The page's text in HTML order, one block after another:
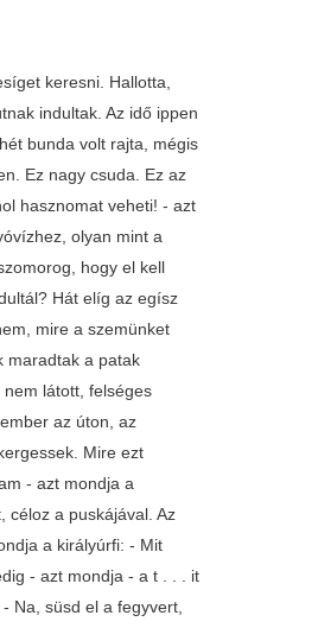
szép idő volt, azt mondja a királyúrfi a királykisasszonynak: - Minek üljünk mi, édes kincsem, ebben a rozoga viskóban? A mi hintónk olyan szép, jobban elhálunk kinn a friss levegőn. Az inas pedig ott strázsált felettek, nehogy valami bajok törtínjík. Az udvaron volt egy kút, mint ahogy van itt nálunk is. Rászállott két galamb a kútágasra. Azt mondja az egyik galamb a másiknak: - Milyen gyönyörű pár cseléd fekszik ezenn a hintón, mégis ezeknek az anyjok míreggel kent eledelt küld nekik. Amint űk abbúl esznek, azonnal meghalnak. Ha valaki eztet hallja, valakinek is megmondja, térdig kűbálványnak változik. Lássa az inas egyszer, hogy jű vélek szembe egy hintó. Azonnal ráismert, hogy a király udvarábúl jű. Vette a fegyverit és célzott. Szembelűtt a hintóval. EI is tanálta az eledeleket, langot vetett s porrá égett. Hát a királyúrfi mikor látta, nagyon haragudt az inasra. - Ejnye, mír tetted ezt? Milyen jól ettünk volna. A következő estén szintén egy kis vendéglőben háltak, ott is csak künn a szabadban, mint a megelőző este. A két galamb akkor is odaröpült a kútágasra, mondják egymásnak: - Milyen gyönyörű két személy fekszik ebben a hintóban. Mégis az anyjok míreggel kent ruhát küld nekik. Mihelyt magokra veszik, langot vetnek, porrá ígnek. Ha valaki eztet hallja, valakinek is megmondja, derékig kűbálványnak változik. Reggelre virradt az idő, útnak indultak megint. Alig haladtak vagy tíz óra feléig, szintén jött a hintó a ruhával eleikbe. Az inas ezt is látta, célba vette, s rálűtt. Az összes ruha langot vetett, s elígett mind. A királyúrfi haragudt az inasra: - Ejnye fiam, mír tetted ezt? - Hagyjon bíkit, felséges királyúrfi